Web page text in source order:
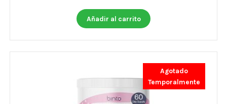
Añadir al carrito
Agotado
Temporalmente